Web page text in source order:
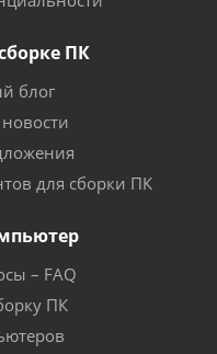
ПК
блог
для сборки ПК
– FAQ
ПК